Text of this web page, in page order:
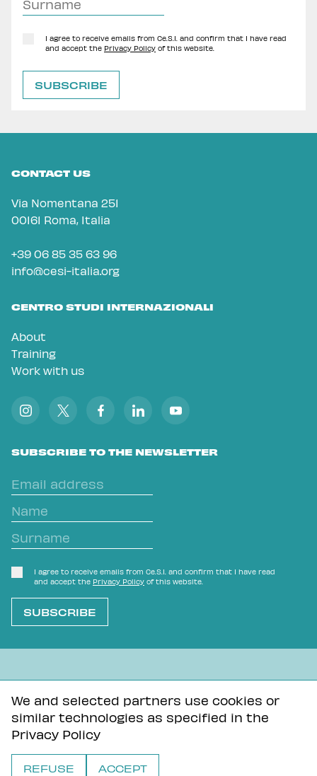
We and selected partners use cookies or
similar technologies as specified in the
Privacy Policy
REFUSE ACCEPT
I agree to receive emails from Ce.S.I. and confirm that I have read
and accept the Privacy Policy of this website.
CONTACT US
Via Nomentana 251
00161 Roma, Italia
+39 06 85 35 63 96
info@cesi-italia.org
CENTRO STUDI INTERNAZIONALI
About
Training
Work with us
SUBSCRIBE TO THE NEWSLETTER
I agree to receive emails from Ce.S.I. and confirm that I have read
and accept the Privacy Policy of this website.
Privacy Policy
Tutti i contenuti di questa pagina sono distribuiti con
licenza Creative Commons Attribuzione - Condividi allo
stesso modo 3.0 Unported